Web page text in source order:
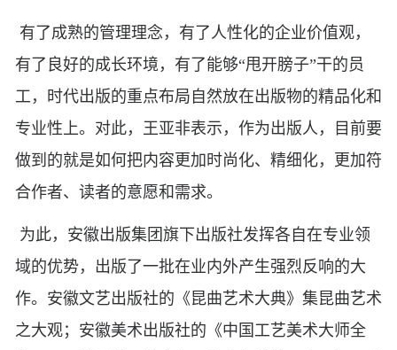
有了成熟的管理理念，有了人性化的企业价值观，
有了良好的成长环境，有了能够“甩开膀子”干的员
工，时代出版的重点布局自然放在出版物的精品化和
专业性上。对此，王亚非表示，作为出版人，目前要
做到的就是如何把内容更加时尚化、精细化，更加符
合作者、读者的意愿和需求。
为此，安徽出版集团旗下出版社发挥各自在专业领
域的优势，出版了一批在业内外产生强烈反响的大
作。安徽文艺出版社的《昆曲艺术大典》集昆曲艺术
之大观；安徽美术出版社的《中国工艺美术大师全